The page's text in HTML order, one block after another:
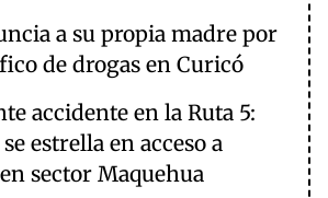
a su propia madre por
de drogas en Curicó
accidente en la Ruta 5:
estrella en acceso a
sector Maquehua